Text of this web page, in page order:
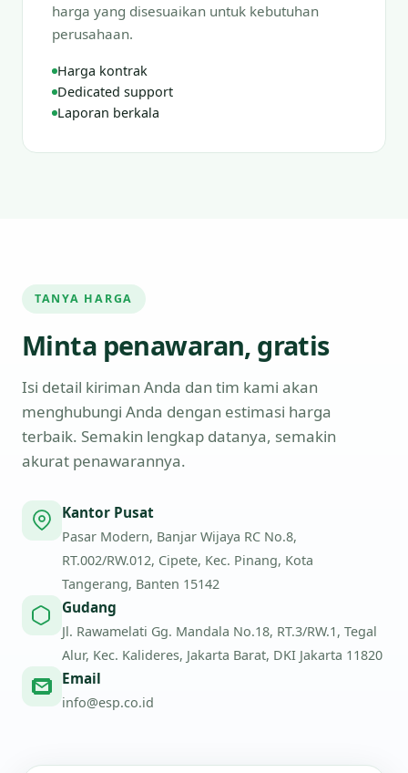
harga yang disesuaikan untuk kebutuhan
perusahaan.
Harga kontrak
Dedicated support
Laporan berkala
TANYA HARGA
Minta penawaran, gratis
Isi detail kiriman Anda dan tim kami akan
menghubungi Anda dengan estimasi harga
terbaik. Semakin lengkap datanya, semakin
akurat penawarannya.
Kantor Pusat
Pasar Modern, Banjar Wijaya RC No.8,
RT.002/RW.012, Cipete, Kec. Pinang, Kota
Tangerang, Banten 15142
Gudang
Jl. Rawamelati Gg. Mandala No.18, RT.3/RW.1, Tegal
Alur, Kec. Kalideres, Jakarta Barat, DKI Jakarta 11820
Email
info@esp.co.id